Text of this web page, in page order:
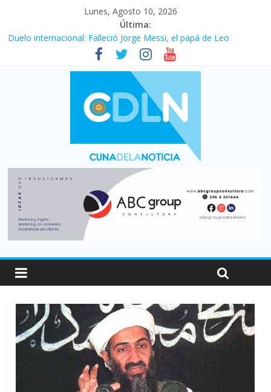
Lunes, Agosto 10, 2026
Última:
Duelo internacional: Falleció Jorge Messi, el papá de Leo
El consumo sigue frenado: las ventas minoristas cayeron 3,8 en
julio y acumulan siete meses en baja
Newell’s cayó 2 a 1 ante Defensa y Justicia en Florencio Varela
por la cuarta fecha del Clausura
El agro argentino logró un récord histórico de exportaciones en
el primer semestre de 2026
La construcción cayó 4,1% en junio y registró su cuarta baja del